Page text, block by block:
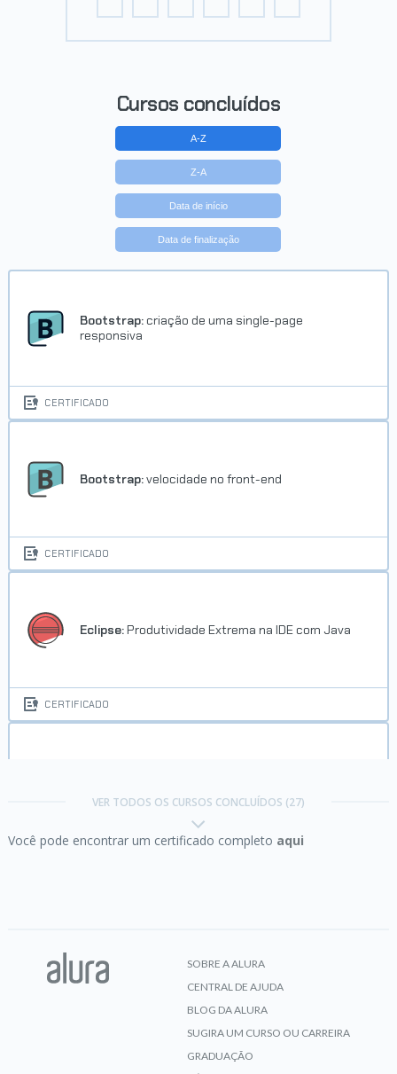
Cursos concluídos
A-Z
Z-A
Data de início
Data de finalização
Bootstrap: criação de uma single-page
responsiva
CERTIFICADO
Bootstrap:velocidade no front-end
CERTIFICADO
Eclipse: Produtividade Extrema na IDE com Java
CERTIFICADO
VER TODOS OS CURSOS CONCLUÍDOS (27)
Você pode encontrar um certificado completo aqui
SOBRE A ALURA
CENTRAL DE AJUDA
BLOG DA ALURA
SUGIRA UM CURSO OU CARREIRA
GRADUAÇÃO